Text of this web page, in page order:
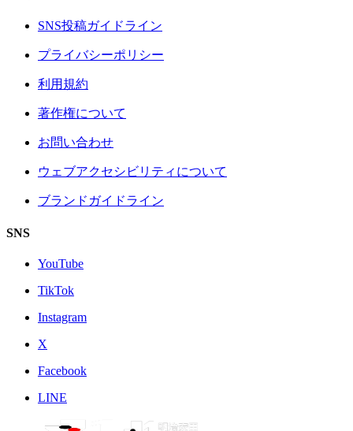
SNS投稿ガイドライン
プライバシーポリシー
利用規約
著作権について
お問い合わせ
ウェブアクセシビリティについて
ブランドガイドライン
SNS
YouTube
TikTok
Instagram
X
Facebook
LINE